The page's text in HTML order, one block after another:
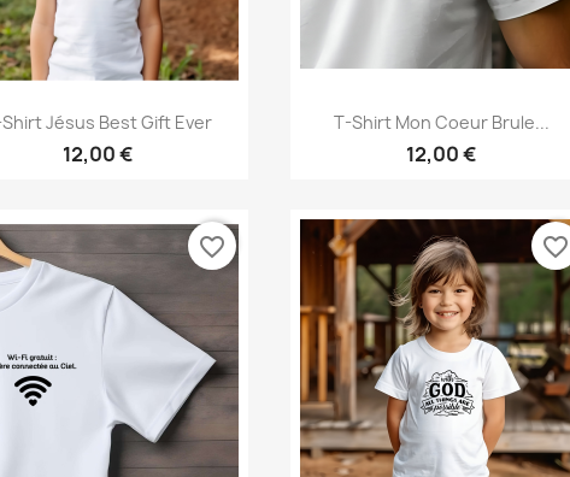
 Aperçu rapide
Jésus Best Gift Ever
12,00 €
Aperçu rapide
T-Shirt Mon Coeur Brule...
12,00 €
favorite_border favorite_border